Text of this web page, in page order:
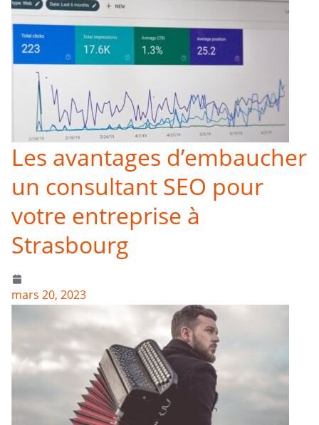
Les avantages d’embaucher
un consultant SEO pour
votre entreprise à
Strasbourg
mars 20, 2023